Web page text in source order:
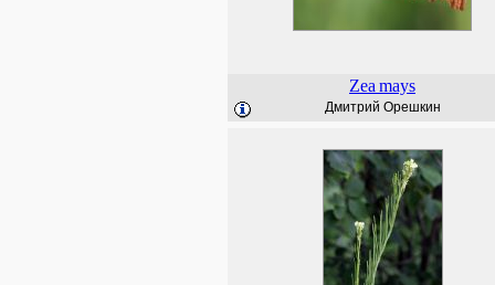
Zea mays
Дмитрий Орешкин